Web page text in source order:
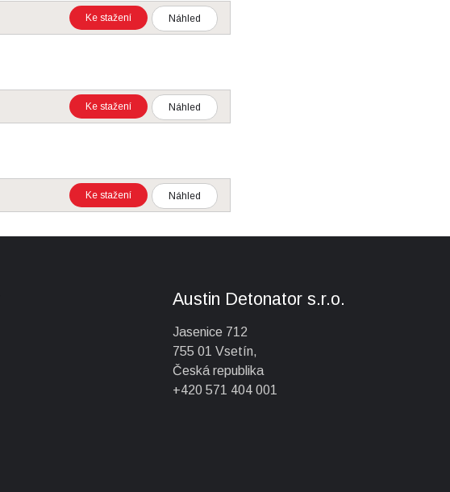
Náhled
Ke stažení
Náhled
Ke stažení
Náhled
Ke stažení
Austin Detonator s.r.o.
Jasenice 712
755 01 Vsetín,
Česká republika
+420 571 404 001